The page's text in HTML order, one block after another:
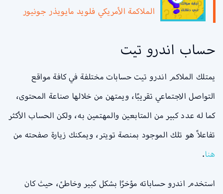
الملاكمة الأمريكي فلويد مايويذر جونيور
حساب اندرو تيت
يمتلك الملاكم اندرو تيت حسابات مختلفة في كافة مواقع
التواصل الاجتماعي تقريبًا، ويمتهن من خلالها صناعة المحتوى،
كما له عدد كبير من المتابعين والمهتمين به، ولكن الحساب الأكثر
تفاعلاً هو تلك الموجود بمنصة تويتر، ويمكنك زيارة صفحته من
هنا.
استخدم اندرو حساباته مؤخرًا بشكل كبير وخاطئ، حيث كان